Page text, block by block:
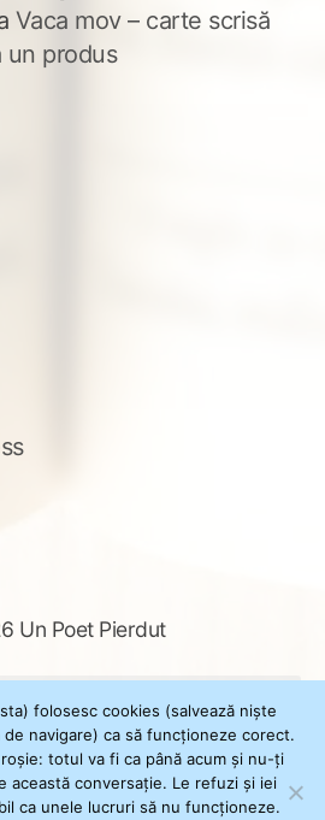
Vaca mov – carte scrisă
un produs
Un Poet Pierdut
folosesc cookies (salvează niște
navigare) ca să funcționeze corect.
totul va fi ca până acum și nu-ți
această conversație. Le refuzi și iei
ca unele lucruri să nu funcționeze.